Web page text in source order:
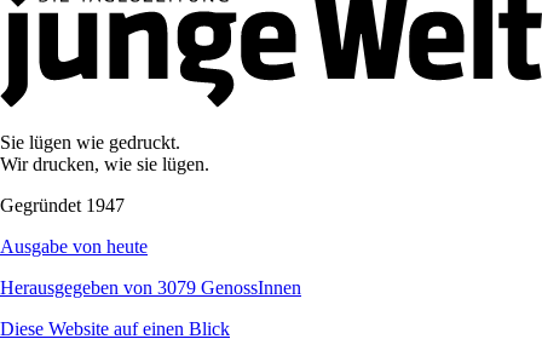
Sie lügen wie gedruckt.
Wir drucken, wie sie lügen.
Gegründet 1947
Ausgabe von heute
Herausgegeben von 3079 GenossInnen
Diese Website auf einen Blick